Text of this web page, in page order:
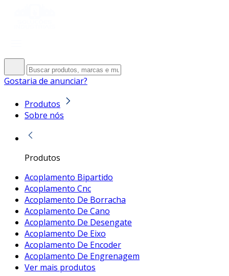
Gostaria de anunciar?
Produtos
Sobre nós
Produtos
Acoplamento Bipartido
Acoplamento Cnc
Acoplamento De Borracha
Acoplamento De Cano
Acoplamento De Desengate
Acoplamento De Eixo
Acoplamento De Encoder
Acoplamento De Engrenagem
Ver mais produtos